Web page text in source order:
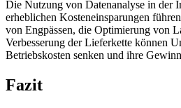
Die Nutzung von Datenanalyse in der
erheblichen Kosteneinsparungen
von Engpässen, die Optimierung von
Verbesserung der Lieferkette können
Betriebskosten senken und ihre
Fazit